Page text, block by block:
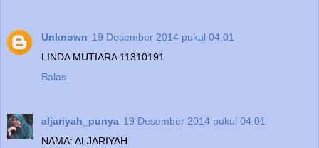
Unknown 19 Desember 2014 pukul 04.01
LINDA MUTIARA 11310191
Balas
aljariyah_punya 19 Desember 2014 pukul 04.01
NAMA: ALJARIYAH